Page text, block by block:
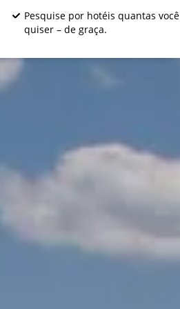
Pesquise por hotéis quantas você
quiser – de graça.